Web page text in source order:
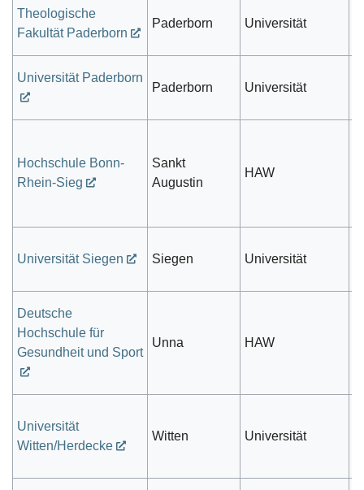
Theologische
Fakultät Paderborn
Paderborn Universität
Universität Paderborn
Paderborn Universität
Hochschule Bonn-
Rhein-Sieg
Sankt
Augustin
HAW
Universität Siegen Siegen Universität
Deutsche
Hochschule für
Gesundheit und Sport
Unna HAW
Universität
Witten/Herdecke
Witten Universität